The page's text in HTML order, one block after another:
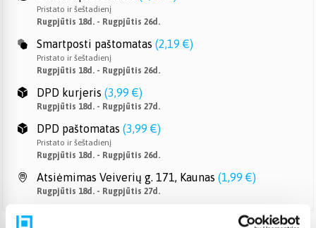
Pristato ir šeštadienį
Rugpjūtis 18d. - Rugpjūtis 26d.
Smartposti paštomatas (2,19 €)
Pristato ir šeštadienį
Rugpjūtis 18d. - Rugpjūtis 26d.
DPD kurjeris (3,99 €)
Rugpjūtis 18d. - Rugpjūtis 27d.
DPD paštomatas (3,99 €)
Pristato ir šeštadienį
Rugpjūtis 18d. - Rugpjūtis 26d.
Atsiėmimas Veiverių g. 171, Kaunas (1,99 €)
Rugpjūtis 18d. - Rugpjūtis 27d.